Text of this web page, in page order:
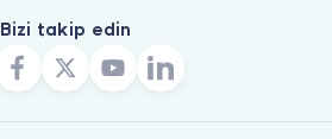
Bizi takip edin